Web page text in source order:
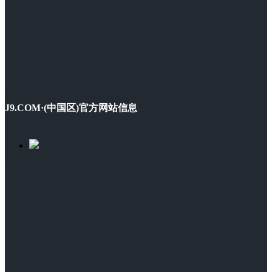
J9.COM·(中国区)官方网站信息